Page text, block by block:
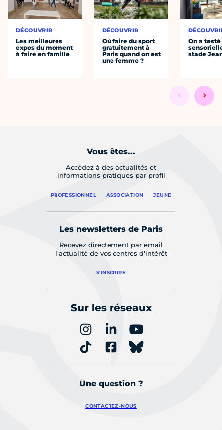
DÉCOUVRIR
Les meilleures
expos du moment
à faire en famille
DÉCOUVRIR
Où faire du sport
gratuitement à
Paris quand on est
une femme ?
On a
stade
Vous êtes...
Accédez à des actualités et
informations pratiques par profil
PROFESSIONNEL ASSOCIATION JEUNE
Les newsletters de Paris
Recevez directement par email
l'actualité de vos centres d'intérêt
S'INSCRIRE
Sur les réseaux
Une question ?
CONTACTEZ-NOUS